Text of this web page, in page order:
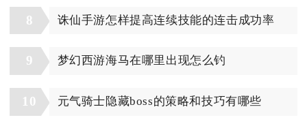
8 诛仙手游怎样提高连续技能的连击成功率
9 梦幻西游海马在哪里出现怎么钓
10 元气骑士隐藏boss的策略和技巧有哪些